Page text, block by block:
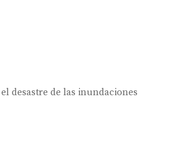
desastre de las inundaciones